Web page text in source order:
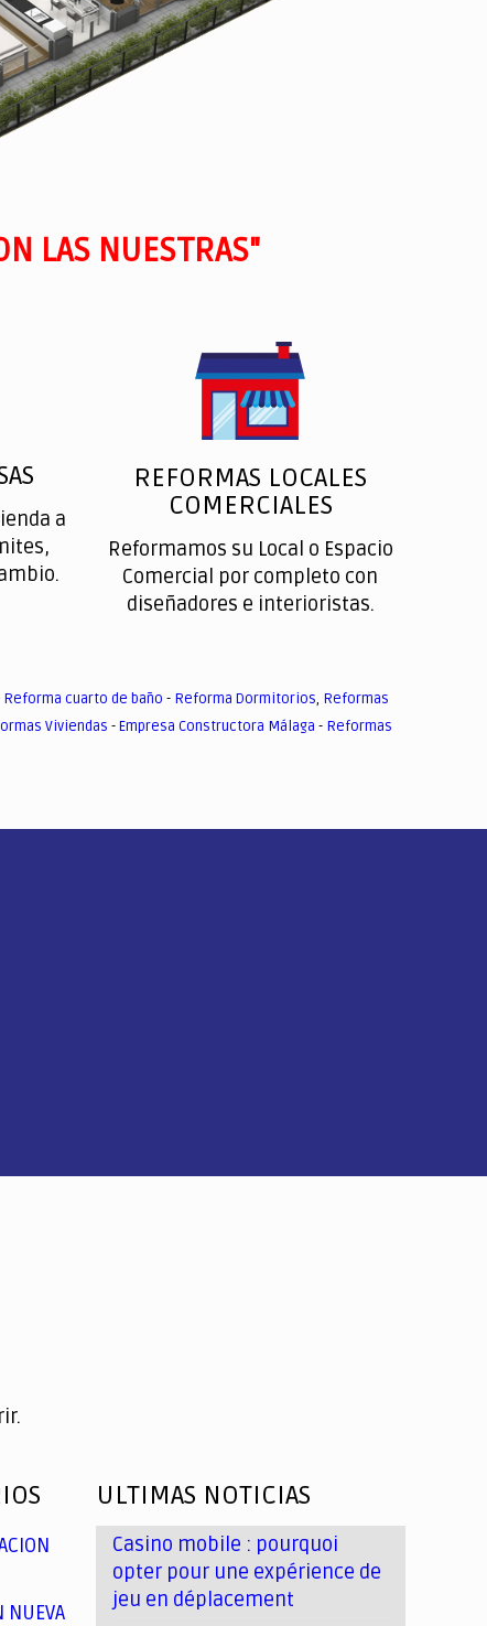
LAS NUESTRAS"
a
REFORMAS LOCALES
COMERCIALES
Reformamos su Local o Espacio
Comercial por completo con
diseñadores e interioristas.
Reforma cuarto de baño - Reforma Dormitorios, Reformas
Viviendas -Empresa Constructora Málaga - Reformas
NUEVA
ULTIMAS NOTICIAS
Casino mobile : pourquoi
opter pour une expérience de
jeu en déplacement